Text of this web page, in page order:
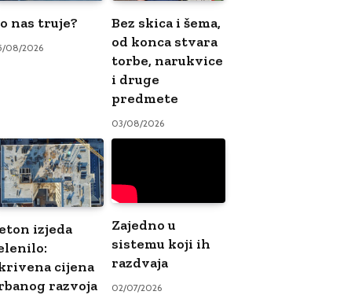
nas truje?
08/2026
Bez skica i šema,
od konca stvara
torbe, narukvice
i druge
predmete
03/08/2026
izjeda
cijena
razvoja
Zajedno u
sistemu koji ih
razdvaja
02/07/2026